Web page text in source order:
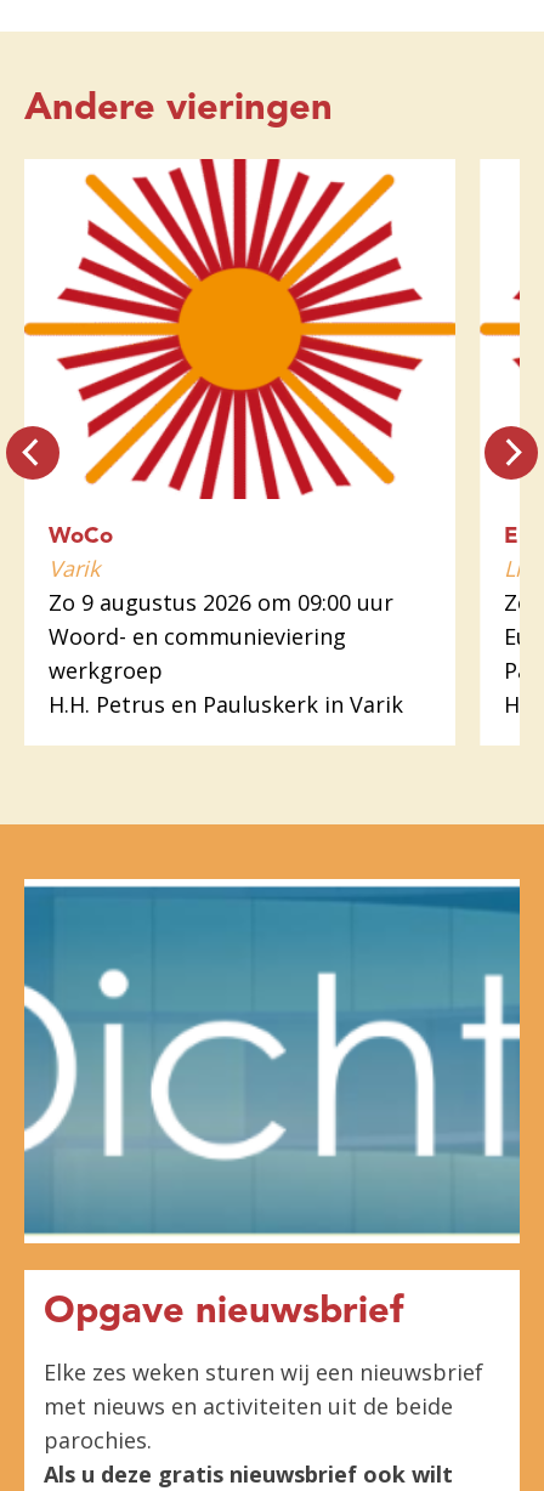
Andere vieringen
WoCo
Varik
Zo 9 augustus 2026 om 09:00 uur
Woord- en communieviering
werkgroep
H.H. Petrus en Pauluskerk in Varik
Zo
H.
Opgave nieuwsbrief
Elke zes weken sturen wij een nieuwsbrief
met nieuws en activiteiten uit de beide
parochies.
Als u deze gratis nieuwsbrief ook wilt